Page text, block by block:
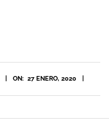
ON: 27 ENERO, 2020